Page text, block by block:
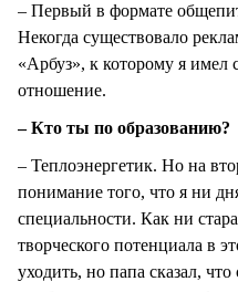
– Первый в формате
Некогда существовало
«Арбуз», к которому я имел
отношение.
– Кто ты по образованию?
– Теплоэнергетик. Но на
понимание того, что я ни
специальности. Как ни
творческого потенциала в
уходить, но папа сказал,